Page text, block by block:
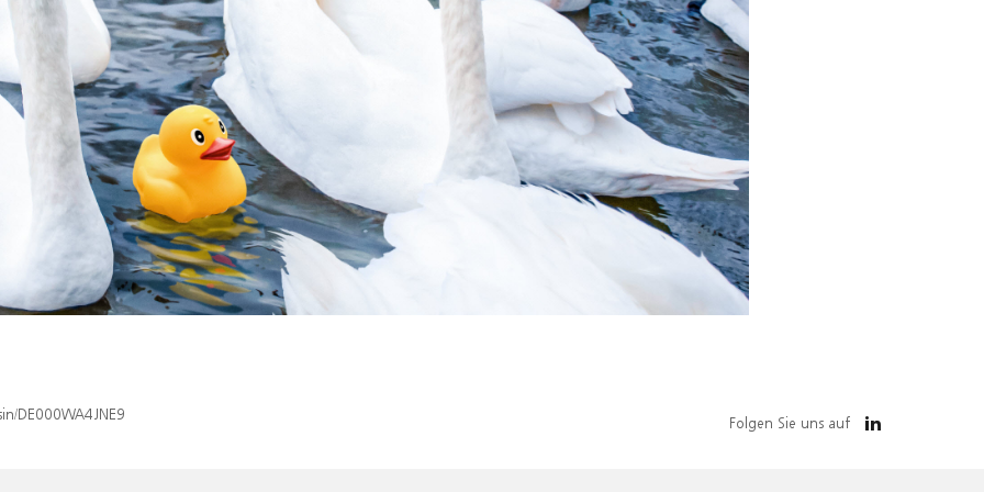
DE000WA4JNE9 Folgen Sie uns auf